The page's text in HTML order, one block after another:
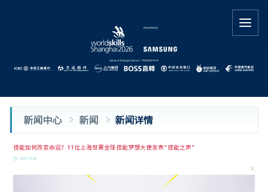
新闻中心 新闻 新闻详情
技能如何改变命运？11位上海世赛全球技能梦想大使发表“技能之声”
2025-10-28